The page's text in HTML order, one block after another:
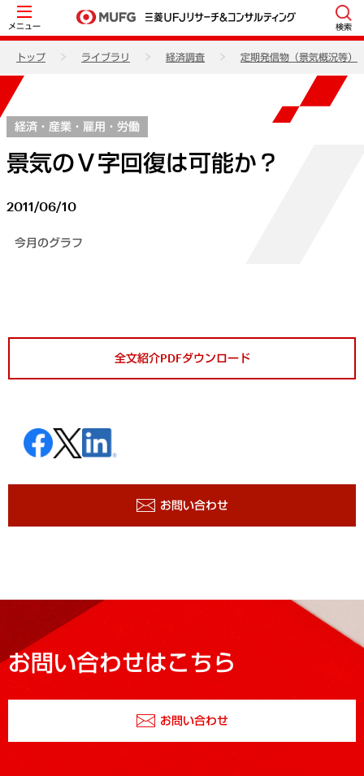
メニュー 検索
トップ ライブラリ 経済調査 定期発信物（景気概況等）
経済・産業・雇用・労働
景気のＶ字回復は可能か？
2011/06/10
今月のグラフ
全文紹介PDFダウンロード
お問い合わせ
お問い合わせはこちら
お問い合わせ